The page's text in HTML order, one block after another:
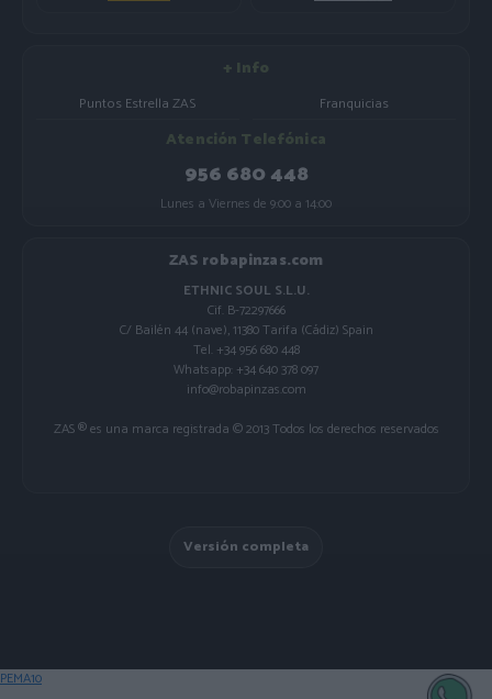
+ Info
Puntos Estrella ZAS Franquicias
Atención Telefónica
956 680 448
Lunes a Viernes de 9:00 a 14:00
ZAS robapinzas.com
ETHNIC SOUL S.L.U.
Cif. B-72297666
C/ Bailén 44 (nave), 11380 Tarifa (Cádiz) Spain
Tel. +34 956 680 448
Whatsapp: +34 640 378 097
info@robapinzas.com
ZAS ® es una marca registrada © 2013 Todos los derechos reservados
Versión completa
PEMA10